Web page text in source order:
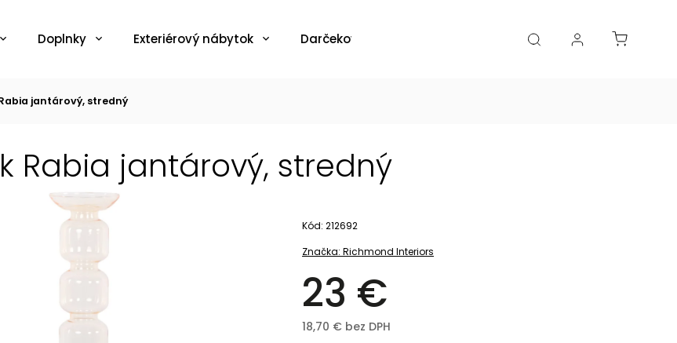
Doplnky Exteriérový nábytok Darčekové poukazy Katalógy Blogy
jantárový, stredný
Rabia jantárový, stredný
Značka: Richmond Interiors
23 €
18,70 € bez DPH
Kód: 212692